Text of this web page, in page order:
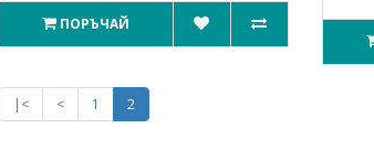
ПОРЪЧАЙ
|< < 1 2